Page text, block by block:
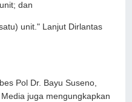
dan
unit." Lanjut Dirlantas
Pol Dr. Bayu Suseno,
juga mengungkapkan